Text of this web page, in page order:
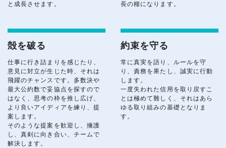
と成長させます。 長の糧になります。
殻を破る
仕事に行き詰まりを感じたり、
意見に対立が生じた時、それは
飛躍のチャンスです。多数決や
最大公約数で妥協点を探すので
はなく、思考の枠を推し広げ、
より良いアイディアを練り、提
案します。
そのような提案を歓迎し、擁護
し、真剣に向き合い、チームで
解決します。
約束を守る
常に真実を語り、ルールを守
り、責務を果たし、誠実に行動
します。
一度失われた信用を取り戻すこ
とは極めて難しく、それはあら
ゆる取り組みの基礎となりま
す。